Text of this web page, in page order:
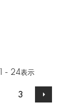
1 - 24表示
3